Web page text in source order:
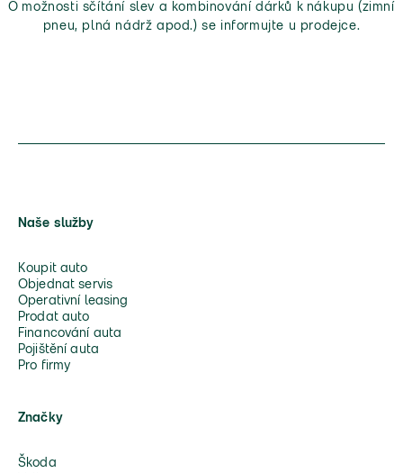
O možnosti sčítání slev a kombinování dárků k nákupu (zimní
pneu, plná nádrž apod.) se informujte u prodejce.
Naše služby
Koupit auto
Objednat servis
Operativní leasing
Prodat auto
Financování auta
Pojištění auta
Pro firmy
Značky
Škoda